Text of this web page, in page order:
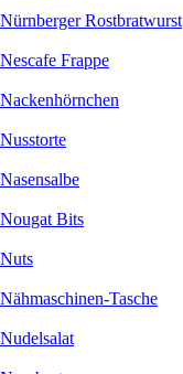
Nürnberger Rostbratwurst
Nescafe Frappe
Nackenhörnchen
Nusstorte
Nasensalbe
Nougat Bits
Nuts
Nähmaschinen-Tasche
Nudelsalat